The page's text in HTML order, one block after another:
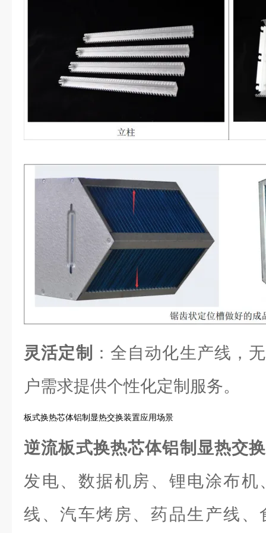
灵活定制
：全自动化生产线，
户需求提供个性化定制服务。
板式换热芯体铝制显热交换装置应用场景
逆流板式换热芯体铝制显热交
发电、数据机房、锂电涂布
线、汽车烤房、药品生产线、